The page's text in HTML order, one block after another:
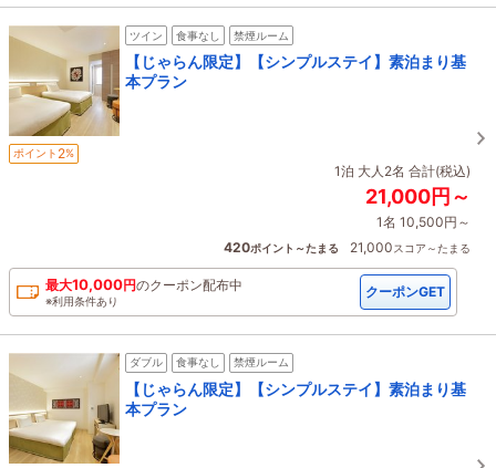
ツイン 食事なし 禁煙ルーム
【じゃらん限定】【シンプルステイ】素泊まり基
本プラン
ポイント 2%
1泊 大人2名 合計(税込)
21,000円～
1名 10,500円～
420ポイント～たまる 21,000スコア～たまる
最大10,000円のクーポン配布中
※利用条件あり
クーポンGET
ダブル 食事なし 禁煙ルーム
【じゃらん限定】【シンプルステイ】素泊まり基
本プラン